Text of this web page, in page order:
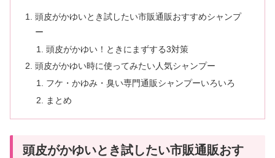
頭皮がかゆいとき試したい市販通販おすすめシャンプ
ー
頭皮がかゆい！ときにまずする3対策
頭皮がかゆい時に使ってみたい人気シャンプー
フケ・かゆみ・臭い専門通販シャンプーいろいろ
まとめ
頭皮がかゆいとき試したい市販通販おす